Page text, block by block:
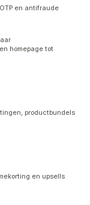
en antifraude
homepage tot
productbundels
en upsells